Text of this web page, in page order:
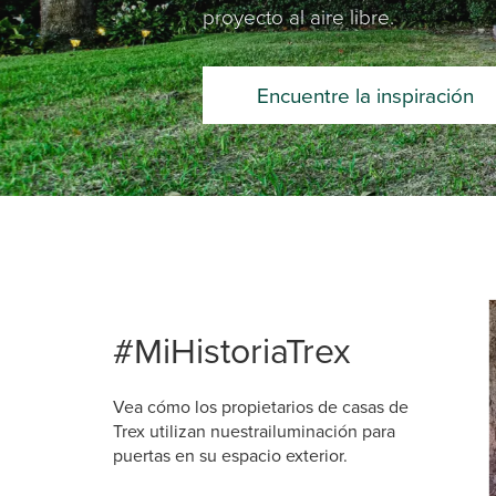
proyecto al aire libre.
Encuentre la inspiración
#MiHistoriaTrex
Vea cómo los propietarios de casas de
Trex utilizan nuestrailuminación para
puertas en su espacio exterior.
Media